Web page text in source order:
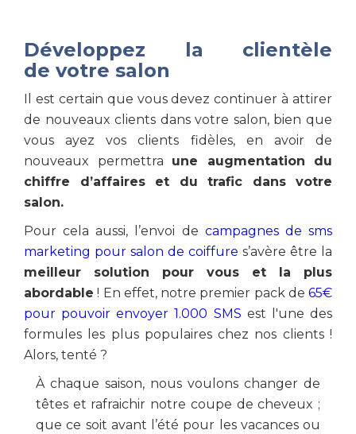
Développez la clientèle
de votre salon
Il est certain que vous devez continuer à attirer
de nouveaux clients dans votre salon, bien que
vous ayez vos clients fidèles, en avoir de
nouveaux permettra une augmentation du
chiffre d’affaires et du trafic dans votre
salon.
Pour cela aussi, l’envoi de campagnes de sms
marketing pour salon de coiffure s’avère être la
meilleur solution pour vous et la plus
abordable ! En effet, notre premier pack de 65€
pour pouvoir envoyer 1.000 SMS est l'une des
formules les plus populaires chez nos clients !
Alors, tenté ?
À chaque saison, nous voulons changer de
têtes et rafraichir notre coupe de cheveux ;
que ce soit avant l’été pour les vacances ou